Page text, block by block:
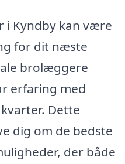
Kyndby kan være
for dit næste
brolæggere
erfaring med
Dette
dig om de bedste
der både